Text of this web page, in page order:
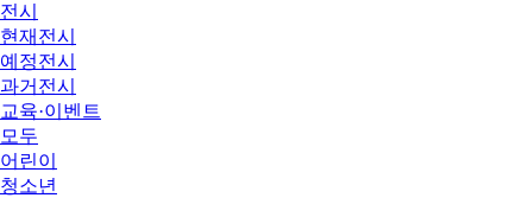
전시
현재전시
예정전시
과거전시
교육·이벤트
모두
어린이
청소년